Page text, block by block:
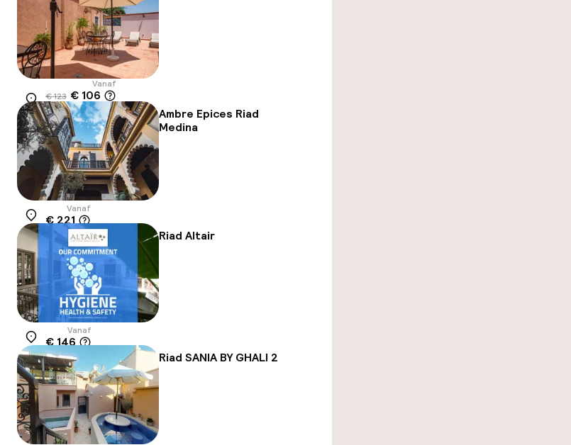
Locatie
Vanaf
€ 123 € 106
-13%
Ambre Epices Riad
Medina
Locatie
Vanaf
€ 221
Riad Altair
Locatie
Vanaf
€ 146
Riad SANIA BY GHALI 2